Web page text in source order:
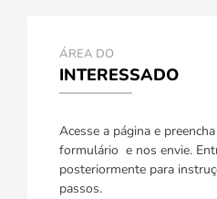
ÁREA DO
INTERESSADO
Acesse a página e
formulário e nos envie.
posteriormente para
passos.